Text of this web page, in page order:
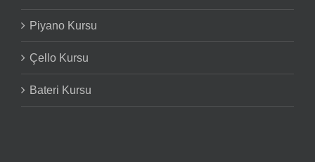
Piyano Kursu
Çello Kursu
Bateri Kursu